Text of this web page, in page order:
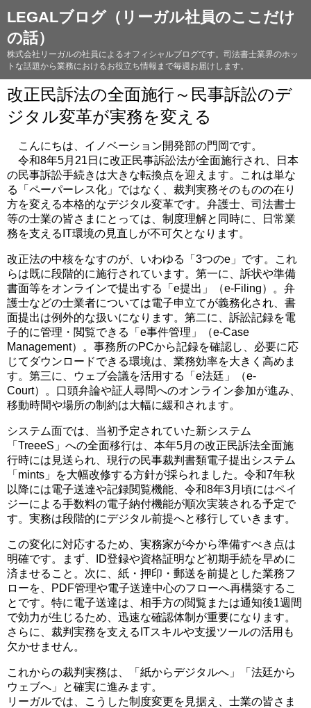
LEGALブログ（リーガル社員のここだけ
の話）
株式会社リーガルの社員によるオフィシャルブログです。司法書士業界のホッ
トな話題から業務におけるお役立ち情報まで毎週お届けします。
改正民訴法の全面施行～民事訴訟のデ
ジタル変革が実務を変える
こんにちは、イノベーション開発部の門岡です。
令和8年5月21日に改正民事訴訟法が全面施行され、日本
の民事訴訟手続きは大きな転換点を迎えます。これは単な
る「ペーパーレス化」ではなく、裁判実務そのものの在り
方を変える本格的なデジタル変革です。弁護士、司法書士
等の士業の皆さまにとっては、制度理解と同時に、日常業
務を支えるIT環境の見直しが不可欠となります。
改正法の中核をなすのが、いわゆる「3つのe」です。これ
らは既に段階的に施行されています。第一に、訴状や準備
書面等をオンラインで提出する「e提出」（e-Filing）。弁
護士などの士業者については電子申立てが義務化され、書
面提出は例外的な扱いになります。第二に、訴訟記録を電
子的に管理・閲覧できる「e事件管理」（e-Case
Management）。事務所のPCから記録を確認し、必要に応
じてダウンロードできる環境は、業務効率を大きく高めま
す。第三に、ウェブ会議を活用する「e法廷」（e-
Court）。口頭弁論や証人尋問へのオンライン参加が進み、
移動時間や場所の制約は大幅に緩和されます。
システム面では、当初予定されていた新システム
「TreeeS」への全面移行は、本年5月の改正民訴法全面施
行時には見送られ、現行の民事裁判書類電子提出システム
「mints」を大幅改修する方針が採られました。令和7年秋
以降には電子送達や記録閲覧機能、令和8年3月頃にはペイ
ジーによる手数料の電子納付機能が順次実装される予定で
す。実務は段階的にデジタル前提へと移行していきます。
この変化に対応するため、実務家が今から準備すべき点は
明確です。まず、ID登録や資格証明など初期手続を早めに
済ませること。次に、紙・押印・郵送を前提とした業務フ
ローを、PDF管理や電子送達中心のフローへ再構築するこ
とです。特に電子送達は、相手方の閲覧または通知後1週間
で効力が生じるため、迅速な確認体制が重要になります。
さらに、裁判実務を支えるITスキルや支援ツールの活用も
欠かせません。
これからの裁判実務は、「紙からデジタルへ」「法廷から
ウェブへ」と確実に進みます。
リーガルでは、こうした制度変更を見据え、士業の皆さま